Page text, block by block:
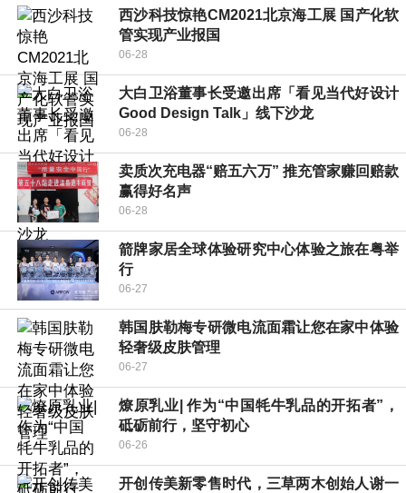
西沙科技惊艳CM2021北京海工展 国产化软
管实现产业报国
06-28
大白卫浴董事长受邀出席「看见当代好设计
Good Design Talk」线下沙龙
06-28
卖质次充电器“赔五六万” 推充管家赚回赔款
赢得好名声
06-28
箭牌家居全球体验研究中心体验之旅在粤举
行
06-27
韩国肤勒梅专研微电流面霜让您在家中体验
轻奢级皮肤管理
06-27
燎原乳业| 作为“中国牦牛乳品的开拓者”，
砥砺前行，坚守初心
06-26
开创传美新零售时代，三草两木创始人谢一